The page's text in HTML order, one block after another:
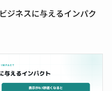
ジネスに与えるインパク